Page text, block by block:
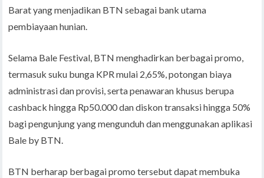
Barat yang menjadikan BTN sebagai bank utama
pembiayaan hunian.
Selama Bale Festival, BTN menghadirkan berbagai promo,
termasuk suku bunga KPR mulai 2,65%, potongan biaya
administrasi dan provisi, serta penawaran khusus berupa
cashback hingga Rp50.000 dan diskon transaksi hingga 50%
bagi pengunjung yang mengunduh dan menggunakan aplikasi
Bale by BTN.
BTN berharap berbagai promo tersebut dapat membuka